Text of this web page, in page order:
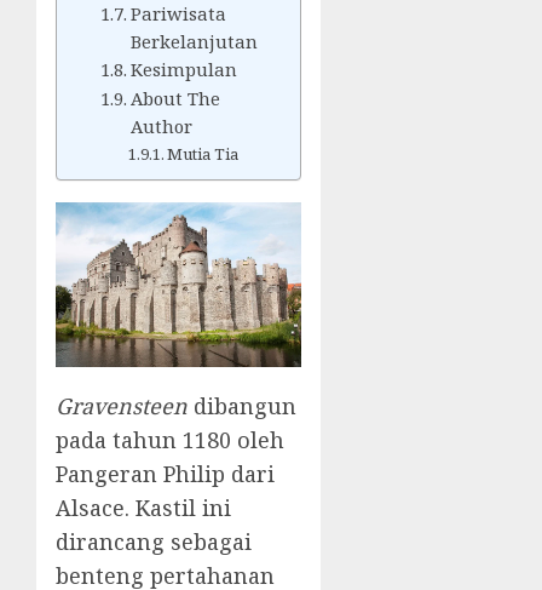
Pariwisata
Berkelanjutan
Kesimpulan
About The
Author
Mutia Tia
Gravensteen dibangun
pada tahun 1180 oleh
Pangeran Philip dari
Alsace. Kastil ini
dirancang sebagai
benteng pertahanan